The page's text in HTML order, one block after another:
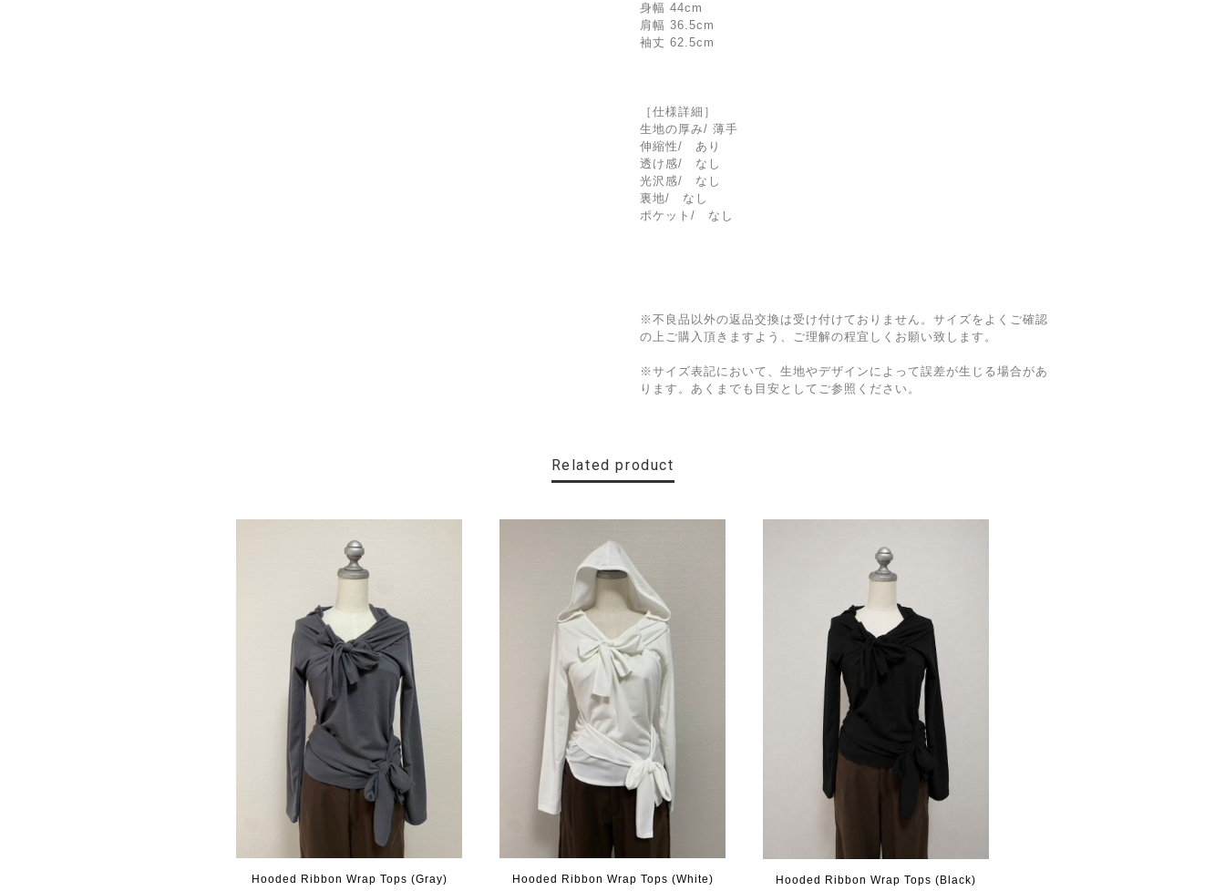
身幅 44cm
肩幅 36.5cm
袖丈 62.5cm
［仕様詳細］
生地の厚み/ 薄手
伸縮性/ あり
透け感/ なし
光沢感/ なし
裏地/ なし
ポケット/ なし
※不良品以外の返品交換は受け付けておりません。サイズをよくご確認
の上ご購入頂きますよう、ご理解の程宜しくお願い致します。
※サイズ表記において、生地やデザインによって誤差が生じる場合があ
ります。あくまでも目安としてご参照ください。
Related product
Hooded Ribbon Wrap Tops (Gray)
Hooded Ribbon Wrap Tops (White)
Hooded Ribbon Wrap Tops (Black)